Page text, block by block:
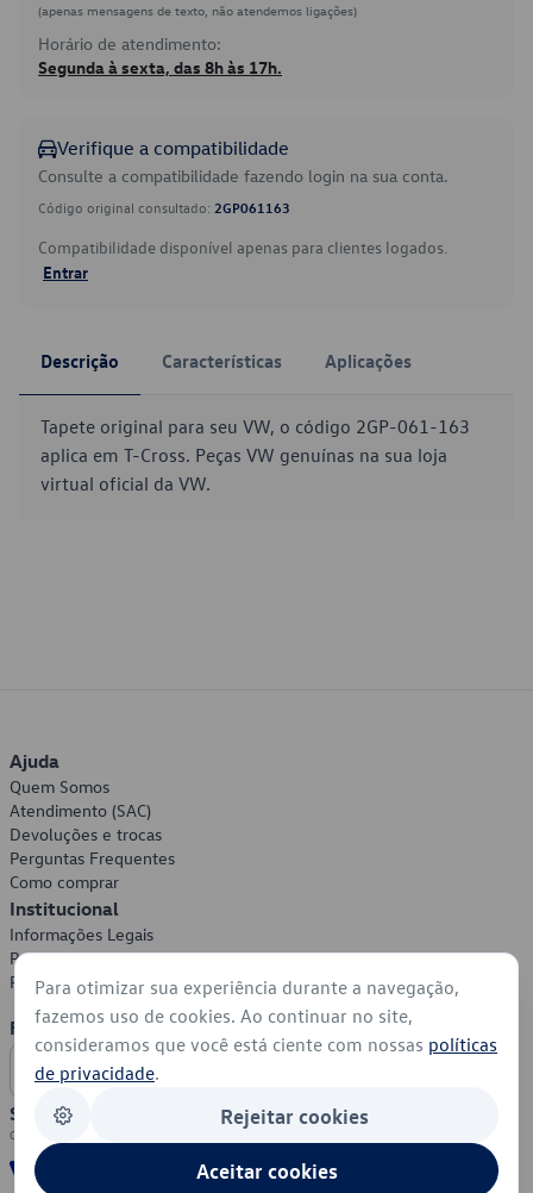
(apenas mensagens de texto, não atendemos ligações)
Horário de atendimento:
Segunda à sexta, das 8h às 17h.
Verifique a compatibilidade
Consulte a compatibilidade fazendo login na sua conta.
Código original consultado: 2GP061163
Compatibilidade disponível apenas para clientes logados.
Entrar
Descrição Características Aplicações
Tapete original para seu VW, o código 2GP-061-163
aplica em T-Cross. Peças VW genuínas na sua loja
virtual oficial da VW.
Ajuda
Quem Somos
Atendimento (SAC)
Devoluções e trocas
Perguntas Frequentes
Como comprar
Institucional
Informações Legais
Política de Privacidade
Política de Cookies
Formas de Pagamento
Segurança
Para otimizar sua experiência durante a navegação,
fazemos uso de cookies. Ao continuar no site,
consideramos que você está ciente com nossas políticas
de privacidade.
Rejeitar cookies
Aceitar cookies